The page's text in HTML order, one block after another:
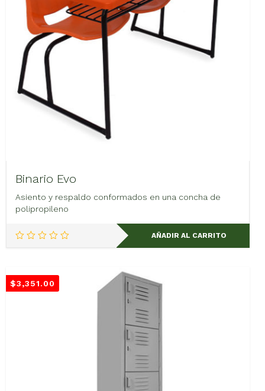
Binario Evo
Asiento y respaldo conformados en una concha de
polipropileno
AÑADIR AL CARRITO
$3,351.00